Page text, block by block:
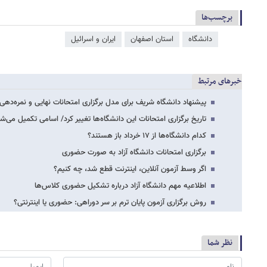
برچسب‌ها
دانشگاه استان اصفهان ایران و اسرائیل
خبرهای مرتبط
پیشنهاد دانشگاه شریف برای مدل برگزاری امتحانات نهایی و نمره‌دهی
تاریخ برگزاری امتحانات این دانشگاه‌ها تغییر کرد/ اسامی تکمیل
کدام دانشگاه‌ها از ۱۷ خرداد باز هستند؟
برگزاری امتحانات دانشگاه آزاد به صورت حضوری
اگر وسط آزمون آنلاین، اینترنت قطع شد، چه کنیم؟
اطلاعیه مهم دانشگاه آزاد درباره تشکیل حضوری کلاس‌ها
روش برگزاری آزمون پایان ترم بر سر دوراهی: حضوری یا اینترنتی؟
نظر شما